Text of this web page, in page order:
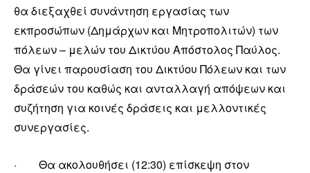
θα διεξαχθεί συνάντηση εργασίας των
εκπροσώπων (Δημάρχων και Μητροπολιτών) των
πόλεων – μελών του Δικτύου Απόστολος Παύλος.
Θα γίνει παρουσίαση του Δικτύου Πόλεων και των
δράσεών του καθώς και ανταλλαγή απόψεων και
συζήτηση για κοινές δράσεις και μελλοντικές
συνεργασίες.
· Θα ακολουθήσει (12:30) επίσκεψη στον